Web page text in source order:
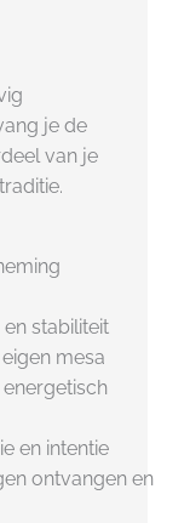
je de
van je
stabiliteit
mesa
en intentie
ontvangen en